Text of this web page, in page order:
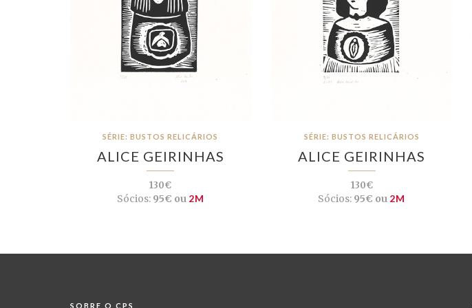
SÉRIE: BUSTOS RELICÁRIOS
ALICE GEIRINHAS
130€
Sócios:95€ ou 2M
SÉRIE: BUSTOS RELICÁRIOS
ALICE GEIRINHAS
130€
Sócios: 95€ ou 2M
SOBRE O CPS